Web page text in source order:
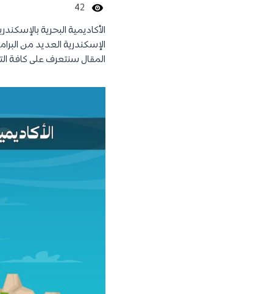
42
الأكاديمية البحرية
الإسكندرية العديد من
المقال سنتعرف على كافة